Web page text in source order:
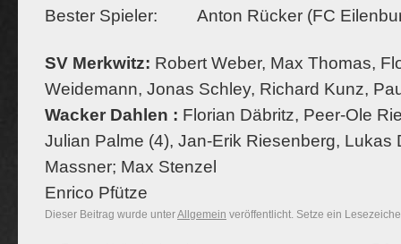
Bester Spieler: Anton Rücker (FC
SV Merkwitz: Robert Weber, Max Thomas,
Weidemann, Jonas Schley, Richard Kunz,
Wacker Dahlen : Florian Däbritz, Peer-Ole
Julian Palme (4), Jan-Erik Riesenberg, Lukas
Massner; Max Stenzel
Enrico Pfütze
Dieser Beitrag wurde unterAllgemein veröffentlicht. Setze ein